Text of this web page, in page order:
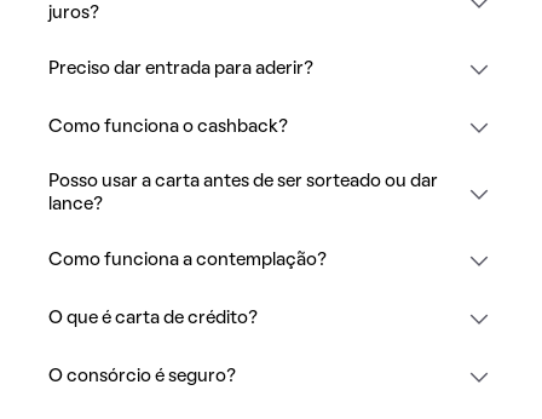
juros?
Preciso dar entrada para aderir?
Como funciona o cashback?
Posso usar a carta antes de ser sorteado ou dar
lance?
Como funciona a contemplação?
O que é carta de crédito?
O consórcio é seguro?